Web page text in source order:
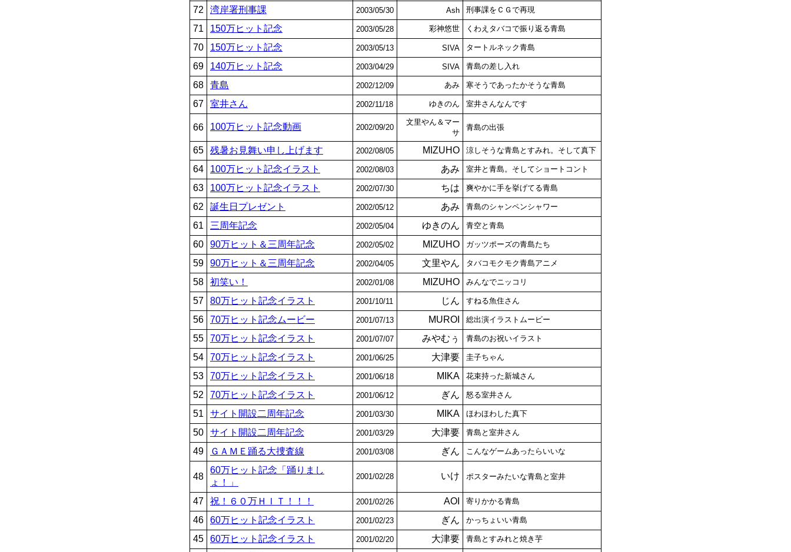
72 湾岸署刑事課 2003/05/30 Ash 刑事課をＣＧで再現
71 150万ヒット記念 2003/05/28 彩神悠世 くわえタバコで振り返る青島
70 150万ヒット記念 2003/05/13 SIVA タートルネック青島
69 140万ヒット記念 2003/04/29 SIVA 青島の差し入れ
68 青島 2002/12/09 あみ 寒そうであったかそうな青島
67 室井さん 2002/11/18 ゆきのん 室井さんなんです
66 100万ヒット記念動画 2002/09/20
文里やん＆マー
サ
青島の出張
65 残暑お見舞い申し上げます 2002/08/05 MIZUHO 涼しそうな青島とすみれ。そして真下
64 100万ヒット記念イラスト 2002/08/03 あみ 室井と青島。そしてショートコント
63 100万ヒット記念イラスト 2002/07/30 ちは 爽やかに手を挙げてる青島
62 誕生日プレゼント 2002/05/12 あみ 青島のシャンペンシャワー
61 三周年記念 2002/05/04 ゆきのん 青空と青島
60 90万ヒット＆三周年記念 2002/05/02 MIZUHO ガッツポーズの青島たち
59 90万ヒット＆三周年記念 2002/04/05 文里やん タバコモクモク青島アニメ
58 初笑い！ 2002/01/08 MIZUHO みんなでニッコリ
57 80万ヒット記念イラスト 2001/10/11 じん すねる魚住さん
56 70万ヒット記念ムービー 2001/07/13 MUROI 総出演イラストムービー
55 70万ヒット記念イラスト 2001/07/07 みやむぅ 青島のお祝いイラスト
54 70万ヒット記念イラスト 2001/06/25 大津要 圭子ちゃん
53 70万ヒット記念イラスト 2001/06/18 MIKA 花束持った新城さん
52 70万ヒット記念イラスト 2001/06/12 ぎん 怒る室井さん
51 サイト開設二周年記念 2001/03/30 MIKA ほわほわした真下
50 サイト開設二周年記念 2001/03/29 大津要 青島と室井さん
49 ＧＡＭＥ踊る大捜査線 2001/03/08 ぎん こんなゲームあったらいいな
48
60万ヒット記念「踊りまし
ょ！」
2001/02/28 いけ ポスターみたいな青島と室井
47 祝！６０万ＨＩＴ！！！ 2001/02/26 AOI 寄りかかる青島
46 60万ヒット記念イラスト 2001/02/23 ぎん かっちょいい青島
45 60万ヒット記念イラスト 2001/02/20 大津要 青島とすみれと焼き芋